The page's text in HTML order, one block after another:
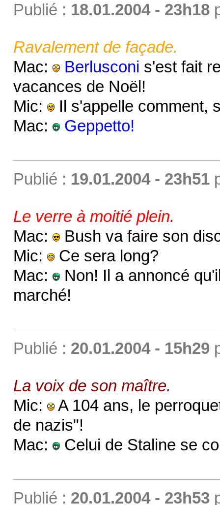
Publié : 18.01.2004 - 23h18
Ravalement de façade.
Mac:
Berlusconi s'est fait
vacances de Noël!
Mic:
Il s'appelle comment,
Mac:
Geppetto!
Publié : 19.01.2004 - 23h51
Le verre à moitié plein.
Mac:
Bush va faire son
Mic:
Ce sera long?
Mac:
Non! Il a annoncé
marché!
Publié : 20.01.2004 - 15h29
La voix de son maître.
Mic:
A 104 ans, le
de nazis"!
Mac:
Celui de Staline se
Publié : 20.01.2004 - 23h53